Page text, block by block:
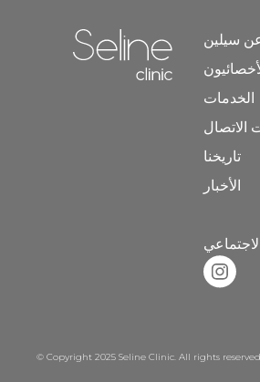
Home link in footer
سيلين
الخدمات
الاتصال
تاريخنا
الأخبار
© Copyright 2025 Seline Clinic. All rights